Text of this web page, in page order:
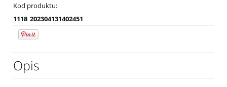
Kod produktu:
1118_202304131402451
Opis